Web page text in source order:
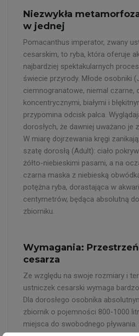
Niezwykła
w jednej
Pomacanthus imperator, zwany
cesarskim, to ryba, która oferuje
najbardziej spektakularnych
świecie przyrody. Młode osobniki
ciemnogranatowe, niemal czarne,
koncentrycznymi, białymi i
przypomina odcisk palca.
dorosłych, że dawniej uważano je
W miarę dojrzewania kręgi
szatę dorosłą (Adult): ciało
żółto-niebieskimi pasami, a na
czarna maska z niebieską
potężna ryba, dorastająca w
centymetrów, będąca absolutną
zbiorniku.
Wymagania:
cesarza
Ze względu na swoje rozmiary i
ustniczek cesarski wymaga
Dla dorosłego osobnika
zbiornik o pojemności 800-1000
miejsca do swobodnego